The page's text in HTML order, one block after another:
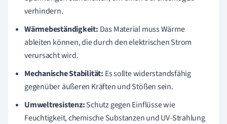
verhindern.
Wärmebeständigkeit: Das Material muss Wärme
ableiten können, die durch den elektrischen Strom
verursacht wird.
Mechanische Stabilität: Es sollte widerstandsfähig
gegenüber äußeren Kräften und Stößen sein.
Umweltresistenz:Schutz gegen Einflüsse wie
Feuchtigkeit, chemische Substanzen und UV-Strahlung